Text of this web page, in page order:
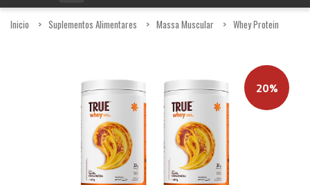
Inicio Suplementos Alimentares Massa Muscular Whey Protein
20%